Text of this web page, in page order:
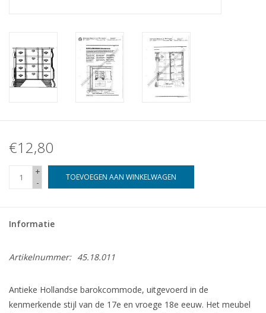
€12,80
+
-
TOEVOEGEN AAN WINKELWAGEN
Informatie
Artikelnummer: 45.18.011
Antieke Hollandse barokcommode, uitgevoerd in de
kenmerkende stijl van de 17e en vroege 18e eeuw. Het meubel